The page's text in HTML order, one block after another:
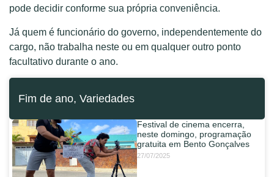
pode decidir conforme sua própria conveniência.
Já quem é funcionário do governo, independentemente do
cargo, não trabalha neste ou em qualquer outro ponto
facultativo durante o ano.
Fim de ano, Variedades
Festival de cinema encerra,
neste domingo, programação
gratuita em Bento Gonçalves
27/07/2025